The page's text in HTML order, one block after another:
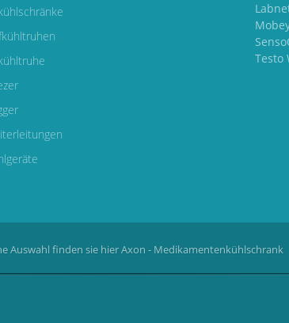
Testo
Auswahl finden sie hierAxon - Medikamentenkühlschrank